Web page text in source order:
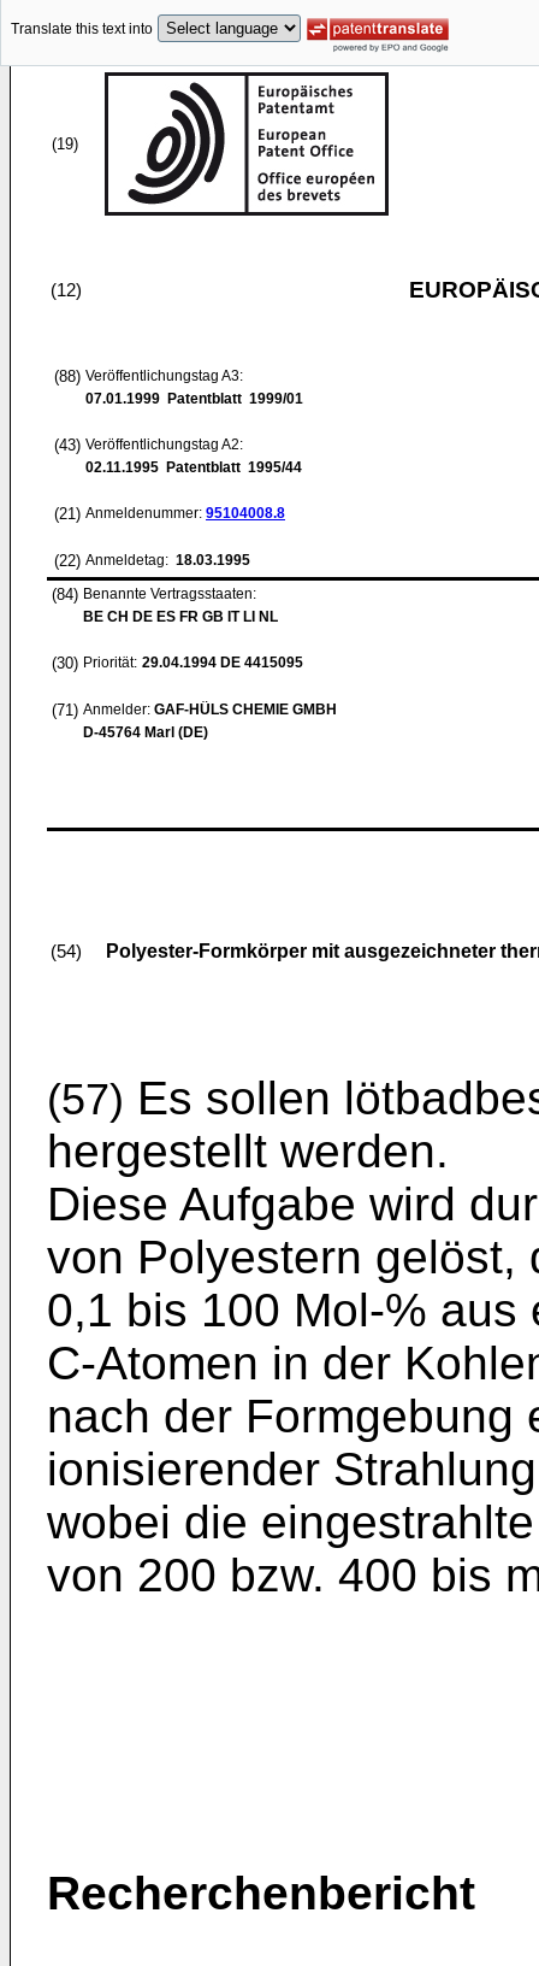
Translate this text into
(19)
(12)
(88) Veröffentlichungstag A3:
07.01.1999 Patentblatt 1999/01
(43) Veröffentlichungstag A2:
02.11.1995 Patentblatt 1995/44
(21) Anmeldenummer: 95104008.8
(22) Anmeldetag: 18.03.1995
(84) Benannte Vertragsstaaten:
BE CH DE ES FR GB IT LI NL
(30) Priorität: 29.04.1994 DE 4415095
(71) Anmelder: GAF-HÜLS CHEMIE GMBH
D-45764 Marl (DE)
(54) Polyester-Formkörper mit ausgezeichneter
(57) Es sollen
hergestellt werden.
Diese Aufgabe wird
von Polyestern gelöst,
0,1 bis 100 Mol-% aus
C-Atomen in der
nach der Formgebung
ionisierender
wobei die
von 200 bzw. 400 bis
Recherchenbericht